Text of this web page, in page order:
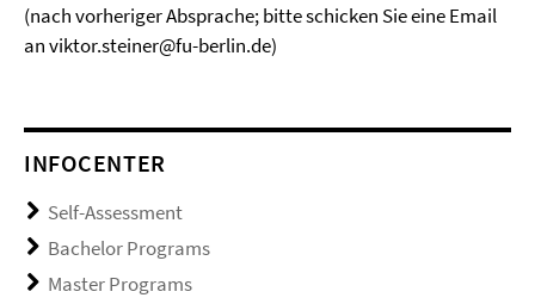
(nach vorheriger Absprache; bitte schicken Sie eine Email
an viktor.steiner@fu-berlin.de)
INFOCENTER
Self-Assessment
Bachelor Programs
Master Programs